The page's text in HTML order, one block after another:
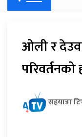
ओली र
सहयात्रा